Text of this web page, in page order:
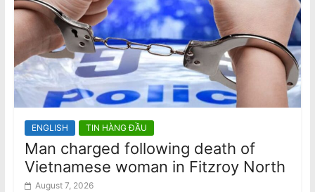
ENGLISH TIN HÀNG ĐẦU
Man charged following death of
Vietnamese woman in Fitzroy North
August 7, 2026